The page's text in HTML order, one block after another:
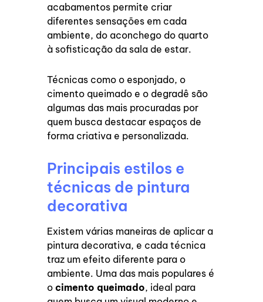
acabamentos permite criar
diferentes sensações em cada
ambiente, do aconchego do quarto
à sofisticação da sala de estar.
Técnicas como o esponjado, o
cimento queimado e o degradê são
algumas das mais procuradas por
quem busca destacar espaços de
forma criativa e personalizada.
Principais estilos e
técnicas de pintura
decorativa
Existem várias maneiras de aplicar a
pintura decorativa, e cada técnica
traz um efeito diferente para o
ambiente. Uma das mais populares é
ocimento queimado, ideal para